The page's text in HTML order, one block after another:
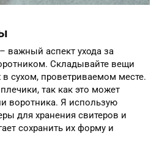
важный аспект ухода за
Складывайте вещи
в сухом, проветриваемом месте.
так как это может
воротника. Я использую
для хранения свитеров и
сохранить их форму и